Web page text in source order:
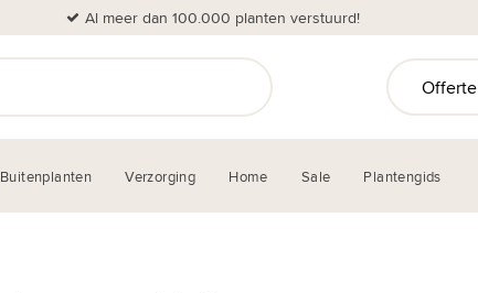
Al meer dan 100.000 planten verstuurd!
Offerte
Buitenplanten Verzorging Home Sale Plantengids